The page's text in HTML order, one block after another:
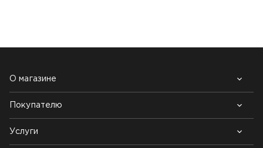
О магазине
Почему выбирают нас
Контакты
Блог
Покупателю
Возврат товара
Как заказать
Услуги